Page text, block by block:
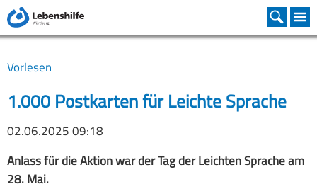
Vorlesen
1.000 Postkarten für Leichte Sprache
02.06.2025 09:18
Anlass für die Aktion war der Tag der Leichten Sprache am
28. Mai.
Geschäftsstelle
Satzung
Inklusive Kita
Familienunterstützender Dienst
Christophorus-Schule
Grundschulstufe
Mittelschulstufe
Heilpädagogische Tagesstätte
Fachdienst
Besondere Angebote
Familienunterstützender Dienst
Assistenz beim Wohnen
Büro für Leichte Sprache
Schreib für Leichte Sprache
Medien Produkte
Stiftung